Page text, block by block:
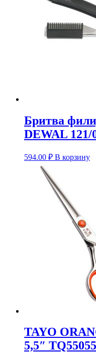
Бритва
DEWAL 121/
594.00 ₽ В корзину
TAYO
5,5″ TQ55055